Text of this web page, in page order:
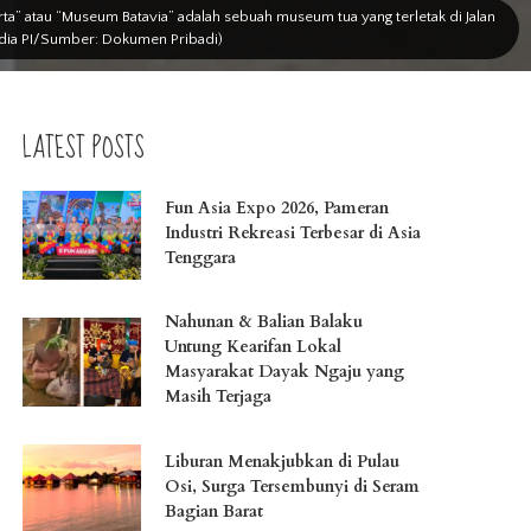
atau “Museum Batavia” adalah sebuah museum tua yang terletak di Jalan
PI/Sumber: Dokumen Pribadi)
LATEST POSTS
Fun Asia Expo 2026, Pameran
Industri Rekreasi Terbesar di Asia
Tenggara
Nahunan & Balian Balaku
Untung Kearifan Lokal
Masyarakat Dayak Ngaju yang
Masih Terjaga
Liburan Menakjubkan di Pulau
Osi, Surga Tersembunyi di Seram
Bagian Barat